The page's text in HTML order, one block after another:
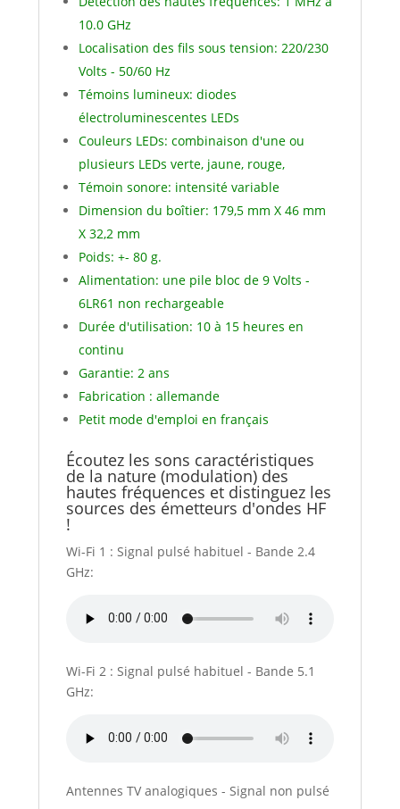
10.0 GHz
Localisation des fils sous tension: 220/230
Volts - 50/60 Hz
Témoins lumineux: diodes
électroluminescentes LEDs
Couleurs LEDs: combinaison d'une ou
plusieurs LEDs verte, jaune, rouge,
Témoin sonore: intensité variable
Dimension du boîtier: 179,5 mm X 46 mm
X 32,2 mm
Poids: +- 80 g.
Alimentation: une pile bloc de 9 Volts -
6LR61 non rechargeable
Durée d'utilisation: 10 à 15 heures en
continu
Garantie: 2 ans
Fabrication : allemande
Petit mode d'emploi en français
Écoutez les sons caractéristiques
de la nature (modulation) des
hautes fréquences et distinguez les
sources des émetteurs d'ondes HF
!
Wi-Fi 1 : Signal pulsé habituel - Bande 2.4
GHz:
Wi-Fi 2 : Signal pulsé habituel - Bande 5.1
GHz:
Antennes TV analogiques - Signal non pulsé